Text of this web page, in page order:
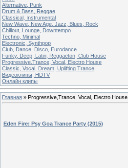
Alternative, Punk
Drum & Bass, Reggae
Classical, Instrumental
New Wave, New Age, Jazz, Blues, Rock
Chillout, Lounge, Downtempo
Techno, Minimal
Electronic, Synthpop
Club, Dance, Disco, Eurodance
Funky, Deep, Latin, Reggaeton, Club House
Progressive,Trance, Vocal, Electro House
Classic, Vocal, Dream, Uplifting Trance
Видеоклипы, HDTV
Oнлайн клипы
Главная » Progressive,Trance, Vocal, Electro House
Eden Fire: Psy Goa Trance Party (2015)